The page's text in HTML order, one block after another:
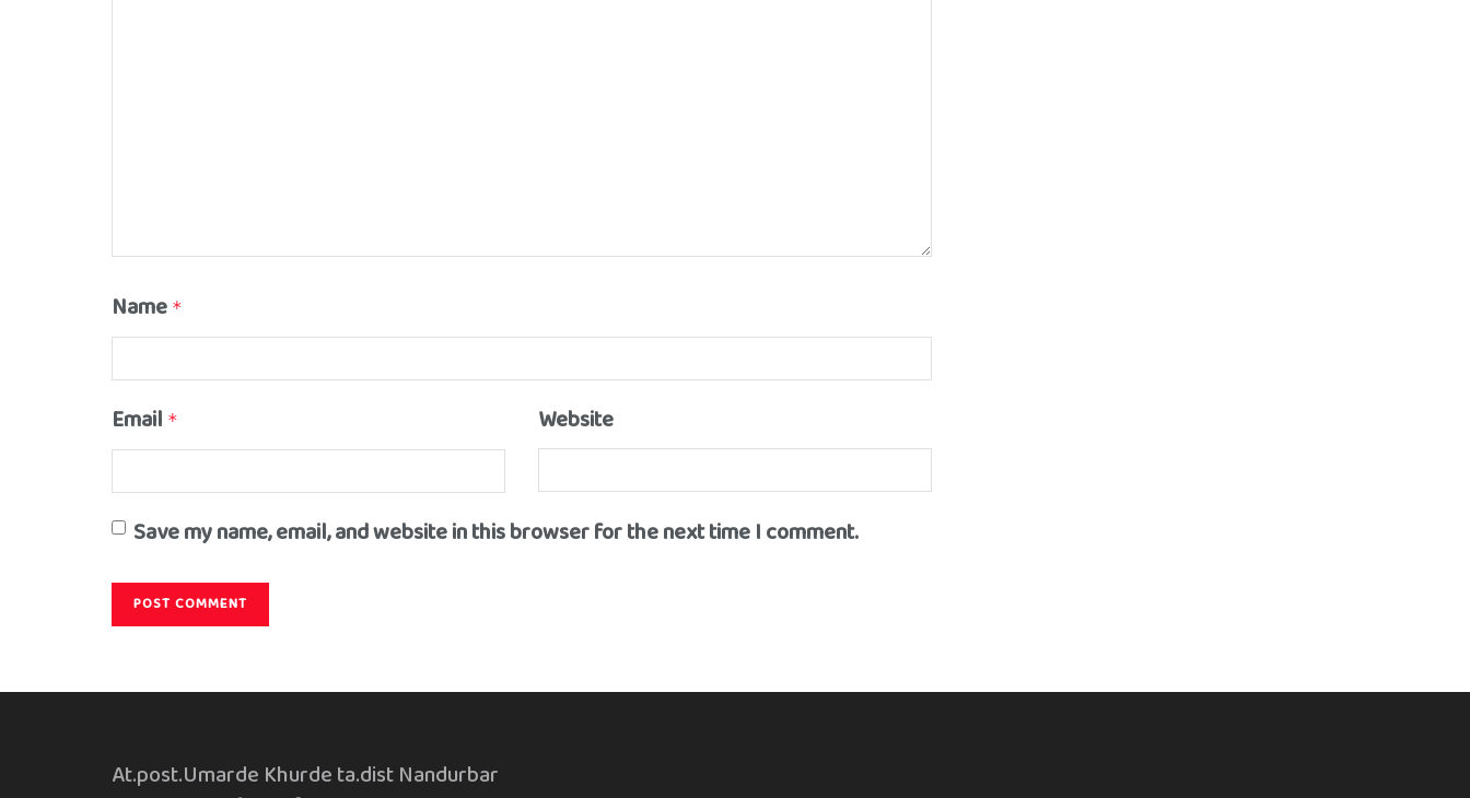
Name *
Email * Website
Save my name, email, and website in this browser for the next time I comment.
At.post.Umarde Khurde ta.dist Nandurbar